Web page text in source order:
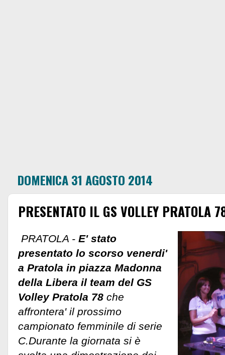
DOMENICA 31 AGOSTO 2014
PRESENTATO IL GS VOLLEY PRATOLA
PRATOLA - E' stato
presentato lo scorso venerdi'
a Pratola in piazza Madonna
della Libera il team del GS
Volley Pratola 78 che
affrontera' il prossimo
campionato femminile di serie
C.Durante la giornata si è